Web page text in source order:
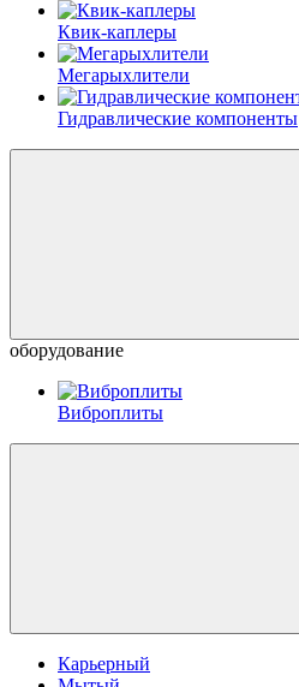
Квик-каплеры
Мегарыхлители
Гидравлические компоненты
оборудование
Виброплиты
Карьерный